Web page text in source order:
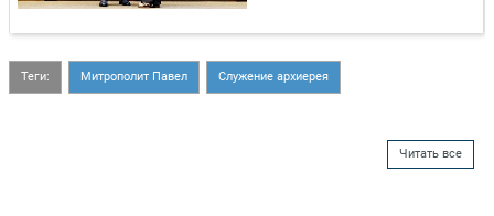
Теги: Митрополит Павел Служение архиерея
Читать все